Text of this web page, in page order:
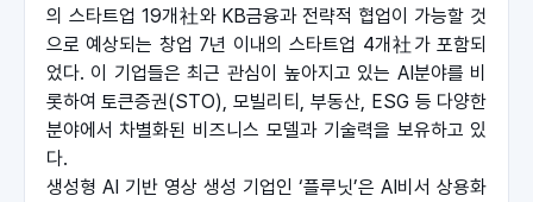
의 스타트업 19개社와 KB금융과 전략적 협업이 가능할 것
으로 예상되는 창업 7년 이내의 스타트업 4개社가 포함되
었다. 이 기업들은 최근 관심이 높아지고 있는 AI분야를 비
롯하여 토큰증권(STO), 모빌리티, 부동산, ESG 등 다양한
분야에서 차별화된 비즈니스 모델과 기술력을 보유하고 있
다.
생성형 AI 기반 영상 생성 기업인 ‘플루닛’은 AI비서 상용화